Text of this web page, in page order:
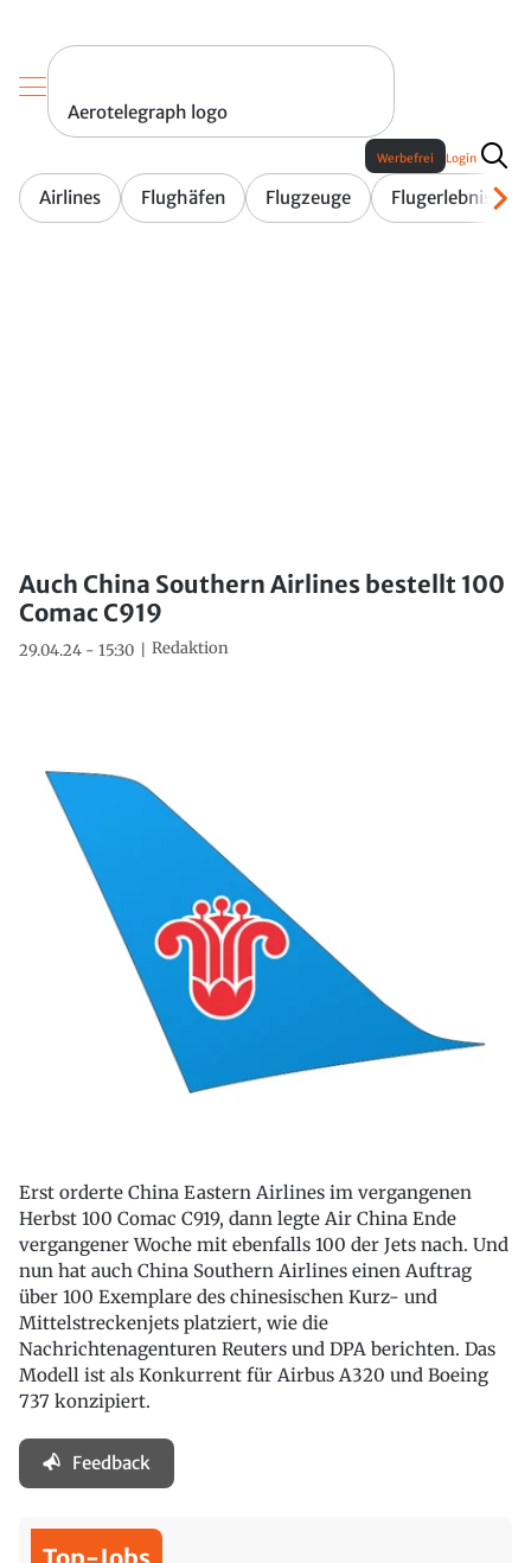
Aerotelegraph logo
Airlines Flughäfen Flugzeuge Flugerlebnis
Werbefrei Login
Auch China Southern Airlines bestellt 100
Comac C919
29.04.24 - 15:30 Redaktion
Erst orderte China Eastern Airlines im vergangenen
Herbst 100 Comac C919, dann legte Air China Ende
vergangener Woche mit ebenfalls 100 der Jets nach. Und
nun hat auch China Southern Airlines einen Auftrag
über 100 Exemplare des chinesischen Kurz- und
Mittelstreckenjets platziert, wie die
Nachrichtenagenturen Reuters und DPA berichten. Das
Modell ist als Konkurrent für Airbus A320 und Boeing
737 konzipiert.
Feedback